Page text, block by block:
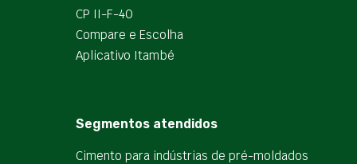
CP II-F-40
Compare e Escolha
Aplicativo Itambé
Segmentos atendidos
Cimento para indústrias de pré-moldados